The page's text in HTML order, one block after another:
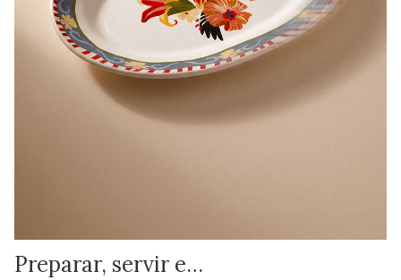
Preparar, servir e…